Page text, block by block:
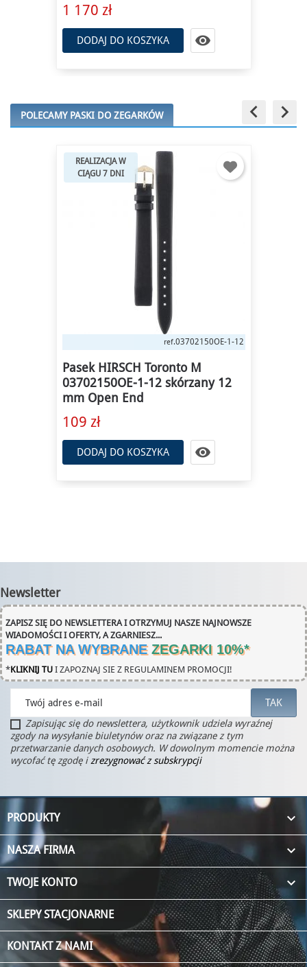
1 170 zł
DODAJ DO KOSZYKA 
POLECAMY PASKI DO ZEGARKÓW keyboard_arrow_left
REALIZACJA W
CIĄGU 7 DNI
ref.03702150OE-1-12
Pasek HIRSCH Toronto M
03702150OE-1-12 skórzany 12
mm Open End
109 zł
DODAJ DO KOSZYKA 
keyboard_arrow_right
Newsletter
ZAPISZ SIĘ DO NEWSLETTERA I OTRZYMUJ NASZE NAJNOWSZE
WIADOMOŚCI I OFERTY, A ZGARNIESZ...
RABAT NA WYBRANE ZEGARKI 10%*
*KLIKNIJ TU I ZAPOZNAJ SIE Z REGULAMINEM PROMOCJI!
Zapisując się do newslettera, użytkownik udziela wyraźnej
zgody na wysyłanie biuletynów oraz na związane z tym
przetwarzanie danych osobowych. W dowolnym momencie można
wycofać tę zgodę i zrezygnować z subskrypcji
PRODUKTY 
NASZA FIRMA 
TWOJE KONTO 
SKLEPY STACJONARNE
KONTAKT Z NAMI